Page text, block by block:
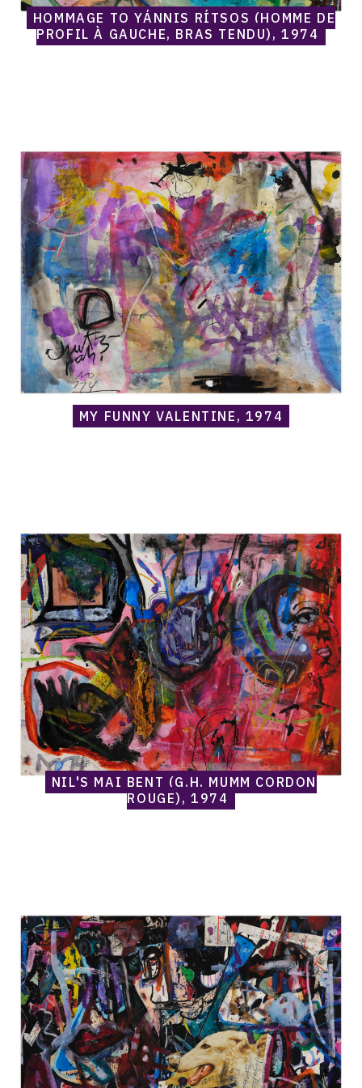
HOMMAGE TO YÁNNIS RÍTSOS (HOMME DE
PROFIL À GAUCHE, BRAS TENDU), 1974
Norris
Embry,
My
Funny
Valentine,
1974
MY FUNNY VALENTINE, 1974
Norris
Embry,
Nil's
Mai
Bent
(G.H.
Mumm
Cordon
Rouge),
1974
NIL'S MAI BENT (G.H. MUMM CORDON
ROUGE), 1974
Norris
Embry,
R.I.P.,
Rose
(Chien
de
profil
à
gauche),
1974